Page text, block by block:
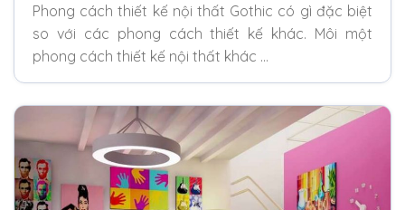
Phong cách thiết kế nội thất Gothic có gì đặc biệt
so với các phong cách thiết kế khác. Môi một
phong cách thiết kế nội thất khác …